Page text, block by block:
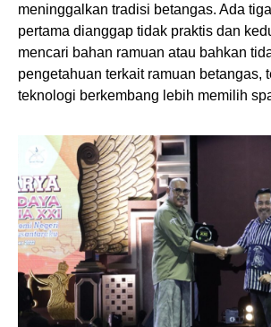
meninggalkan tradisi betangas. Ada
pertama dianggap tidak praktis dan
mencari bahan ramuan atau bahkan
pengetahuan terkait ramuan betangas,
teknologi berkembang lebih memilih